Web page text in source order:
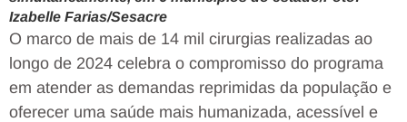
Izabelle Farias/Sesacre
O marco de mais de 14 mil cirurgias realizadas ao
longo de 2024 celebra o compromisso do programa
em atender as demandas reprimidas da população e
oferecer uma saúde mais humanizada, acessível e